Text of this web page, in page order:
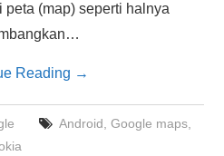
(map) seperti halnya
Reading →
Android Google maps,